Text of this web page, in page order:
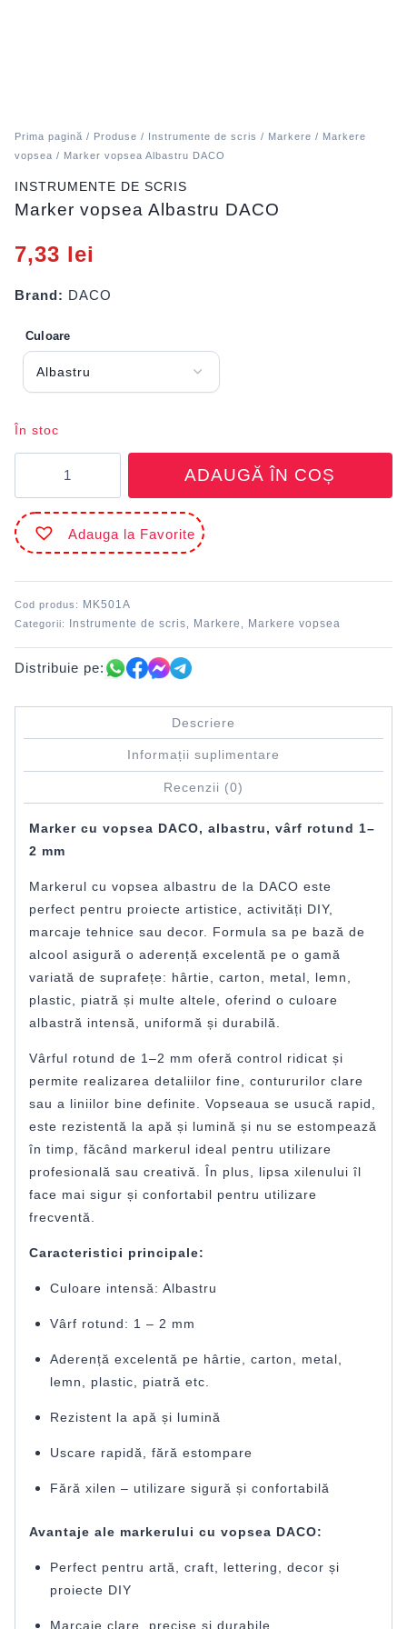
Prima pagină / Produse / Instrumente de scris / Markere / Markere
vopsea / Marker vopsea Albastru DACO
INSTRUMENTE DE SCRIS
Marker vopsea Albastru DACO
7,33 lei
Brand: DACO
Culoare
În stoc
vopsea
Albastru
DACO
ADAUGĂ ÎN COȘ
Adauga la Favorite
Cod produs: MK501A
Categorii: Instrumente de scris Markere Markere vopsea
Distribuie pe:
Descriere
Informații suplimentare
Recenzii (0)
Marker cu vopsea DACO, albastru, vârf rotund 1–
2 mm
Markerul cu vopsea albastru de la DACO este
perfect pentru proiecte artistice, activități DIY,
marcaje tehnice sau decor. Formula sa pe bază de
alcool asigură o aderență excelentă pe o gamă
variată de suprafețe: hârtie, carton, metal, lemn,
plastic, piatră și multe altele, oferind o culoare
albastră intensă, uniformă și durabilă.
Vârful rotund de 1–2 mm oferă control ridicat și
permite realizarea detaliilor fine, contururilor clare
sau a liniilor bine definite. Vopseaua se usucă rapid,
este rezistentă la apă și lumină și nu se estompează
în timp, făcând markerul ideal pentru utilizare
profesională sau creativă. În plus, lipsa xilenului îl
face mai sigur și confortabil pentru utilizare
frecventă.
Caracteristici principale:
Culoare intensă: Albastru
Vârf rotund: 1 – 2 mm
Aderență excelentă pe hârtie, carton, metal,
lemn, plastic, piatră etc.
Rezistent la apă și lumină
Uscare rapidă, fără estompare
Fără xilen – utilizare sigură și confortabilă
Avantaje ale markerului cu vopsea DACO:
Perfect pentru artă, craft, lettering, decor și
proiecte DIY
Marcaje clare, precise și durabile